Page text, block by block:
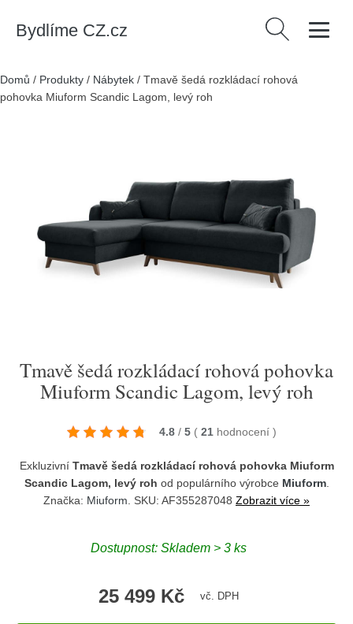
Bydlíme CZ.cz Vyhledávání
Domů / Produkty / Nábytek / Tmavě šedá rozkládací rohová
pohovka Miuform Scandic Lagom, levý roh
Tmavě šedá rozkládací rohová pohovka
Miuform Scandic Lagom, levý roh
4.8 / 5 ( 21 hodnocení )
Exkluzivní Tmavě šedá rozkládací rohová pohovka Miuform
Scandic Lagom, levý roh od populárního výrobce Miuform.
Značka: Miuform . SKU: AF355287048 Zobrazit více »
Dostupnost: Skladem > 3 ks
25 499 Kč vč. DPH